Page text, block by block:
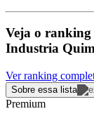
Veja o ranking
Industria
Ver ranking
Sobre essa lista
Premium